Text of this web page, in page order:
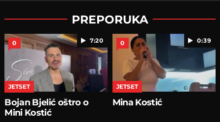
PREPORUKA
7:20
0
JETSET
Bojan Bjelić oštro o
Mini Kostić
0:39
0
JETSET
Mina Kostić